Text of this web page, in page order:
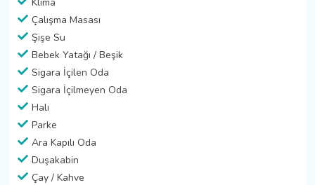
Çalışma Masası
Şişe Su
Bebek Yatağı / Beşik
Sigara İçilen Oda
Sigara İçilmeyen Oda
Halı
Parke
Ara Kapılı Oda
Duşakabin
Çay / Kahve